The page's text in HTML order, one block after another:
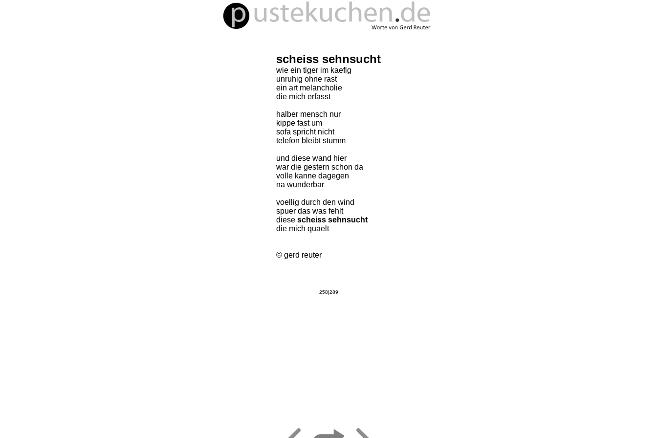
scheiss sehnsucht
wie ein tiger im kaefig
unruhig ohne rast
ein art melancholie
die mich erfasst
halber mensch nur
kippe fast um
sofa spricht nicht
telefon bleibt stumm
und diese wand hier
war die gestern schon da
volle kanne dagegen
na wunderbar
voellig durch den wind
spuer das was fehlt
diese scheiss sehnsucht
die mich quaelt
© gerd reuter
258|289